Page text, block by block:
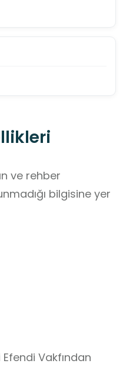
ve rehber
bilgisine yer
Vakfından